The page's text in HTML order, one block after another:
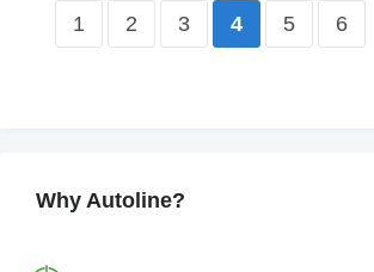
1 2 3 4 5 6
Why Autoline?